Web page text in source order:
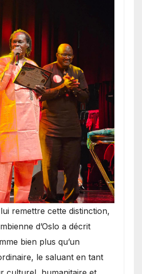
remettre cette distinction,
d’Oslo a décrit
bien plus qu’un
le saluant en tant